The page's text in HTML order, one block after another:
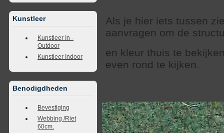
Kunstleer
Kunstleer In -
Outdoor
Kunstleer Indoor
Benodigdheden
Bevestiging
Webbing /Riet
60cm.
Als je hier iets tussen
aanvragen om de
en kleur thuis te
even rond te kijken.